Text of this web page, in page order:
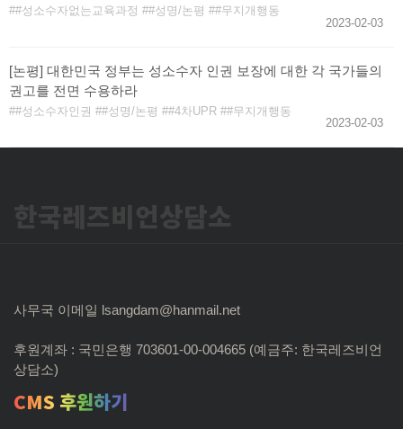
#성소수자없는교육과정 #성명/논평
#무지개행동
2023-02-03
[논평] 대한민국 정부는 성소수자 인권 보장에 대한 각 국가들의
권고를 전면 수용하라
#성소수자인권 #성명/논평 #4차UPR
#무지개행동
2023-02-03
한국레즈비언상담소
사무국 이메일 lsangdam@hanmail.net
후원계좌 : 국민은행 703601-00-004665 (예금주: 한국레즈비언
상담소)
CMS 후원하기